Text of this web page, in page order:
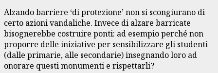
Alzando barriere ‘di protezione’ non si scongiurano di
certo azioni vandaliche. Invece di alzare barricate
bisognerebbe costruire ponti: ad esempio perché non
proporre delle iniziative per sensibilizzare gli studenti
(dalle primarie, alle secondarie) insegnando loro ad
onorare questi monumenti e rispettarli?